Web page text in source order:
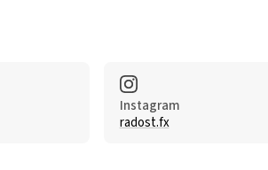
Instagram
radost.fx